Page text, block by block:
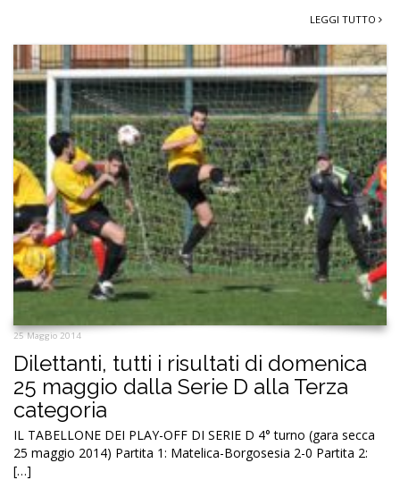
LEGGI TUTTO
25 Maggio 2014
Dilettanti, tutti i risultati di domenica
25 maggio dalla Serie D alla Terza
categoria
IL TABELLONE DEI PLAY-OFF DI SERIE D 4° turno (gara secca
25 maggio 2014) Partita 1: Matelica-Borgosesia 2-0 Partita 2:
[…]